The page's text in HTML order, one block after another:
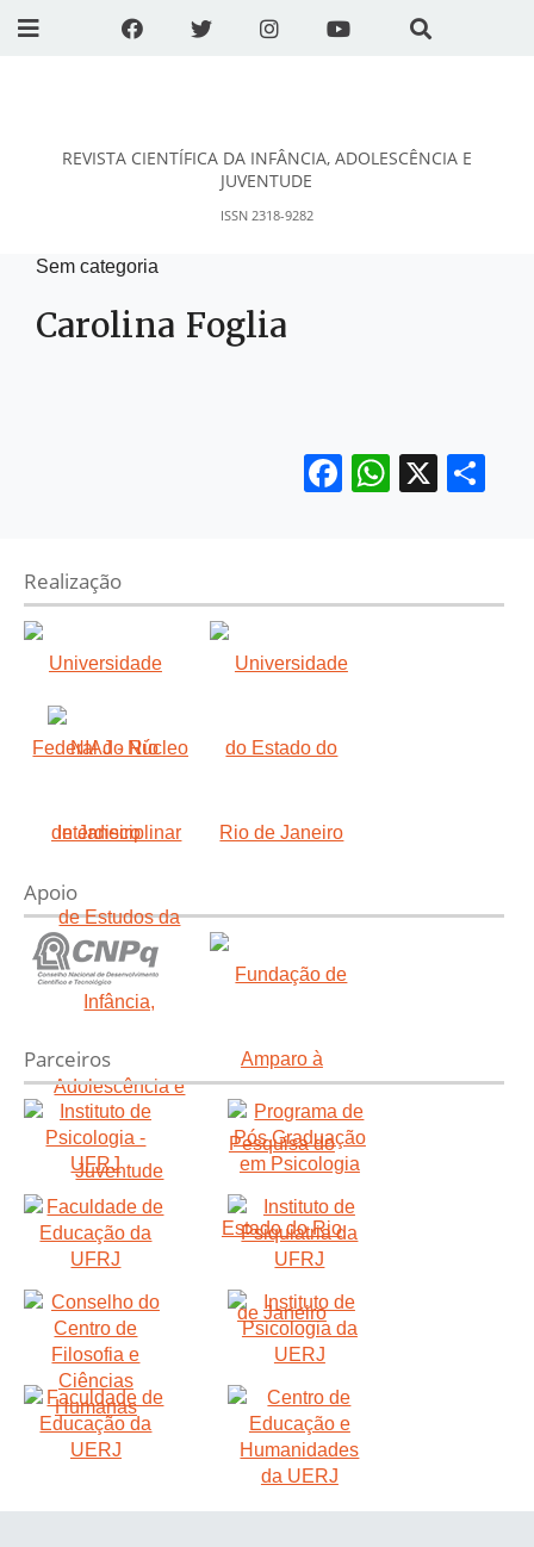
DESidades
REVISTA CIENTÍFICA DA INFÂNCIA, ADOLESCÊNCIA E
JUVENTUDE
ISSN 2318-9282
Sem categoria
Carolina Foglia
Facebook
X
Realização
Apoio
Parceiros